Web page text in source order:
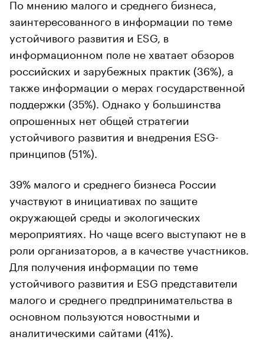
По мнению малого и среднего бизнеса,
заинтересованного в информации по теме
устойчивого развития и ESG, в
информационном поле не хватает обзоров
российских и зарубежных практик (36%), а
также информации о мерах государственной
поддержки (35%). Однако у большинства
опрошенных нет общей стратегии
устойчивого развития и внедрения ESG-
принципов (51%).
39% малого и среднего бизнеса России
участвуют в инициативах по защите
окружающей среды и экологических
мероприятиях. Но чаще всего выступают не в
роли организаторов, а в качестве участников.
Для получения информации по теме
устойчивого развития и ESG представители
малого и среднего предпринимательства в
основном пользуются новостными и
аналитическими сайтами (41%).